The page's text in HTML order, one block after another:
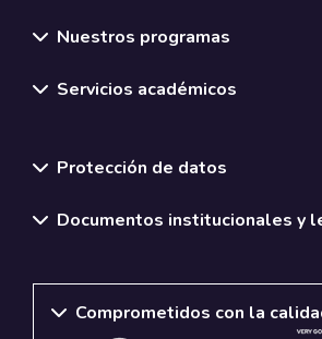
Nuestros programas
Servicios académicos
Protección de datos
Documentos institucionales y
Comprometidos con la